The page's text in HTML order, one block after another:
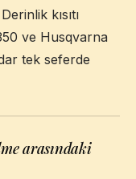
kısıtı
ve Husqvarna
tek seferde
arasındaki